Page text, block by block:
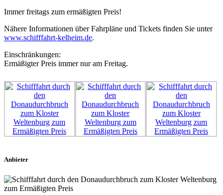
Immer freitags zum ermäßigten Preis!
Nähere Informationen über Fahrpläne und Tickets finden Sie unter
www.schifffahrt-kelheim.de.
Einschränkungen:
Ermäßigter Preis immer nur am Freitag.
Anbieter